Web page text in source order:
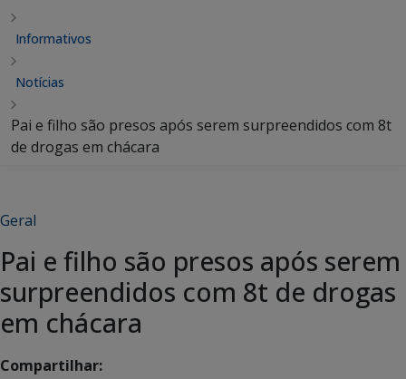
Informativos
Notícias
Pai e filho são presos após serem surpreendidos com 8t
de drogas em chácara
Geral
Pai e filho são presos após serem
surpreendidos com 8t de drogas
em chácara
Compartilhar: